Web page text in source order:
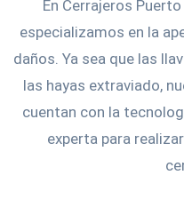
En Cerrajeros
especializamos en la
daños. Ya sea que las
las hayas extraviado,
cuentan con la
experta para